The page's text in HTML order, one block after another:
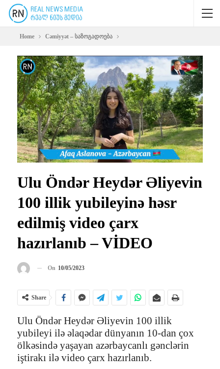
Home Cəmiyyət – საზოგადოება
Ulu Öndər Heydər Əliyevin
100 illik yubileyinə həsr
edilmiş video çarx
hazırlanıb – VİDEO
On 10/05/2023
Share
Ulu Öndər Heydər Əliyevin 100 illik
yubileyi ilə əlaqədar dünyanın 10-dan çox
ölkəsində yaşayan azərbaycanlı gənclərin
iştirakı ilə video çarx hazırlanıb.